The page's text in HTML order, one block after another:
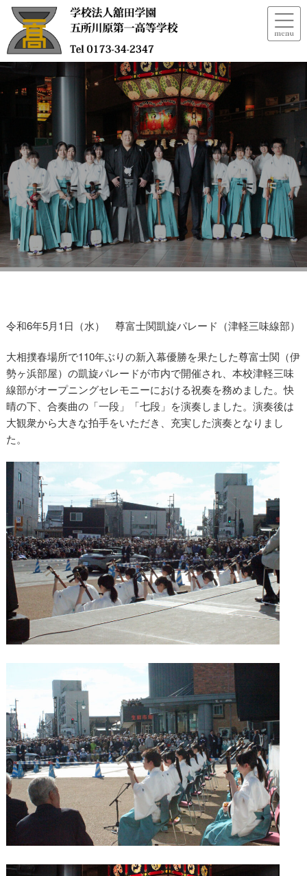
尊富士関凱旋演奏
令和6年5月1日（水） 尊富士関凱旋パレード（津軽三味線部）
大相撲春場所で110年ぶりの新入幕優勝を果たした尊富士関（伊
勢ヶ浜部屋）の凱旋パレードが市内で開催され、本校津軽三味
線部がオープニングセレモニーにおける祝奏を務めました。快
晴の下、合奏曲の「一段」「七段」を演奏しました。演奏後は
大観衆から大きな拍手をいただき、充実した演奏となりまし
た。